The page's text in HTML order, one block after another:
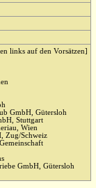
links auf den Vorsätzen]
GmbH, Gütersloh
Stuttgart
Wien
Zug/Schweiz
GmbH, Gütersloh